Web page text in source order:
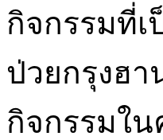
กิจกรรมที่
ป่วยกรุงฮา
กิจกรรมใ